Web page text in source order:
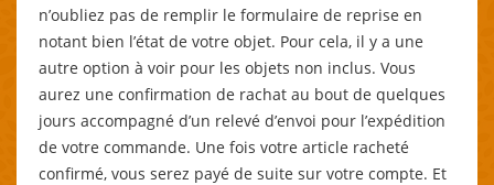
n’oubliez pas de remplir le formulaire de reprise en
notant bien l’état de votre objet. Pour cela, il y a une
autre option à voir pour les objets non inclus. Vous
aurez une confirmation de rachat au bout de quelques
jours accompagné d’un relevé d’envoi pour l’expédition
de votre commande. Une fois votre article racheté
confirmé, vous serez payé de suite sur votre compte. Et